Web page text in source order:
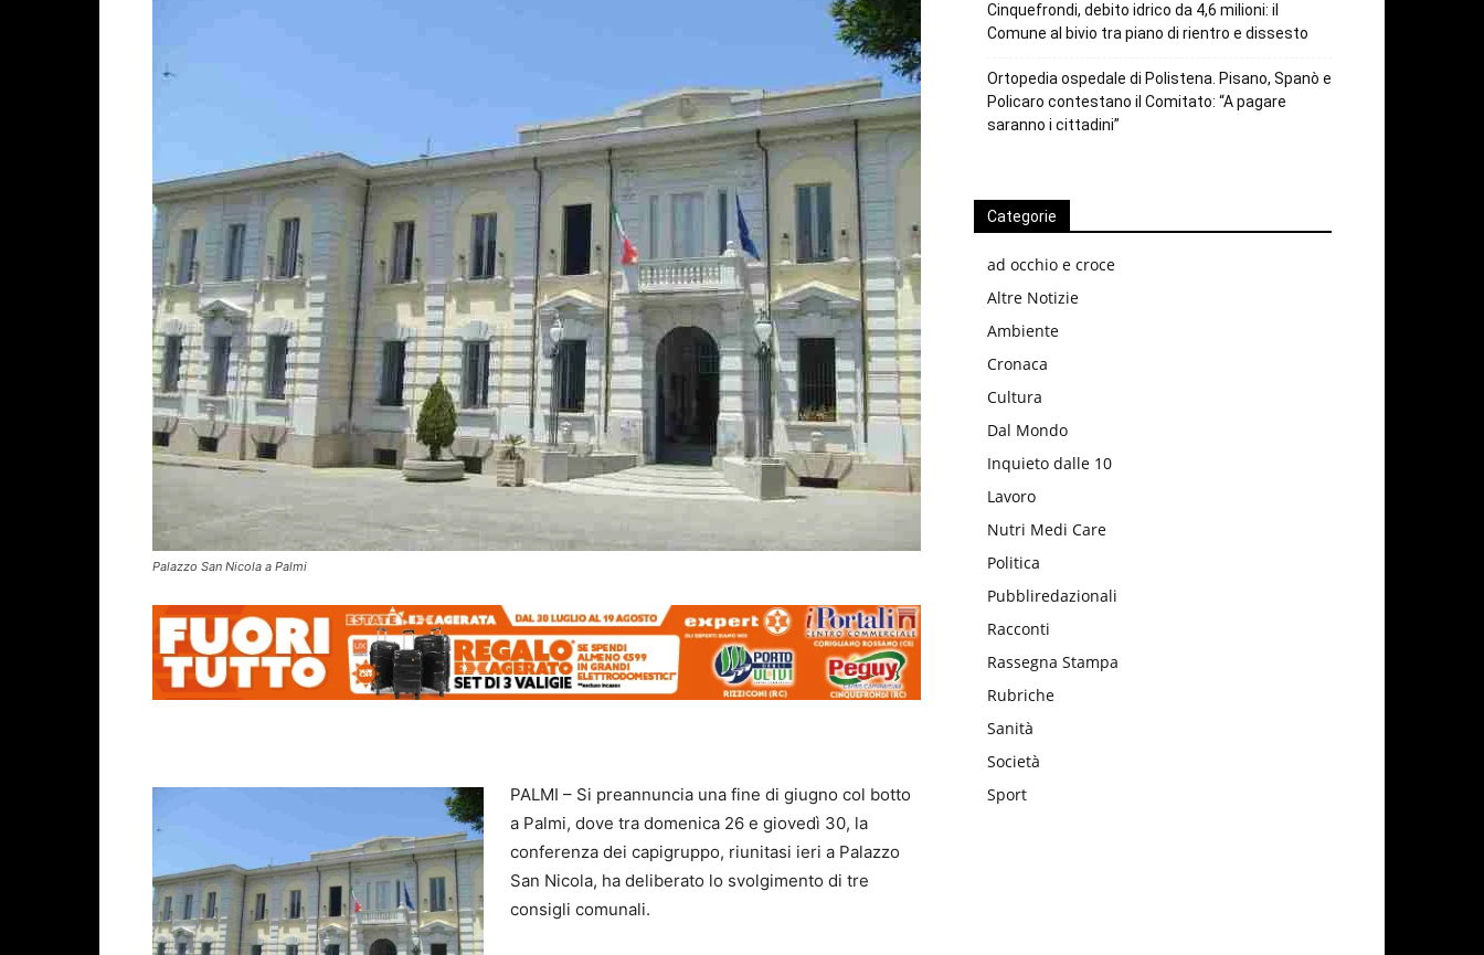
Palazzo San Nicola a Palmi
PALMI – Si preannuncia una fine di giugno col botto
a Palmi, dove tra domenica 26 e giovedì 30, la
conferenza dei capigruppo, riunitasi ieri a Palazzo
San Nicola, ha deliberato lo svolgimento di tre
consigli comunali.
Cinquefrondi, debito idrico da 4,6 milioni: il
Comune al bivio tra piano di rientro e dissesto
Ortopedia ospedale di Polistena. Pisano, Spanò e
Policaro contestano il Comitato: “A pagare
saranno i cittadini”
Categorie
ad occhio e croce
Altre Notizie
Ambiente
Cronaca
Cultura
Dal Mondo
Inquieto dalle 10
Lavoro
Nutri Medi Care
Politica
Pubbliredazionali
Racconti
Rassegna Stampa
Rubriche
Sanità
Società
Sport